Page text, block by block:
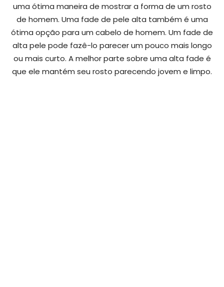
uma ótima maneira de mostrar a forma de um rosto
de homem. Uma fade de pele alta também é uma
ótima opção para um cabelo de homem. Um fade de
alta pele pode fazê-lo parecer um pouco mais longo
ou mais curto. A melhor parte sobre uma alta fade é
que ele mantém seu rosto parecendo jovem e limpo.